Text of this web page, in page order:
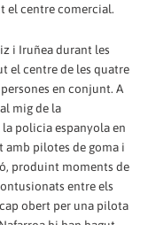
el centre comercial.
i Iruñea durant les
el centre de les quatre
en conjunt. A
mig de la
policia espanyola en
pilotes de goma i
produint moments de
entre els
obert per una pilota